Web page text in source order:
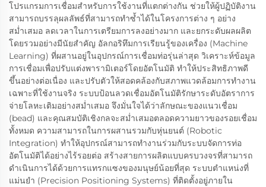
โปรแกรมการเชื่อมสำหรับการใช้งานที่แตกต่างกัน ช่วยให้ผู้ปฏิบัติงาน
สามารถบรรลุผลลัพธ์ที่สามารถทำซ้ำได้ในโครงการต่าง ๆ อย่าง
สม่ำเสมอ ลดเวลาในการเตรียมการลงอย่างมาก และยกระดับผลผลิต
โดยรวมอย่างมีนัยสำคัญ อัลกอริทึมการเรียนรู้ของเครื่อง (Machine
Learning) ที่ผสานอยู่ในอุปกรณ์การเชื่อมท่อรุ่นล่าสุด วิเคราะห์ข้อมูล
การเชื่อมเพื่อปรับแต่งพารามิเตอร์โดยอัตโนมัติ ทำให้ประสิทธิภาพดี
ขึ้นอย่างต่อเนื่อง และปรับตัวให้สอดคล้องกับสภาพแวดล้อมการทำงาน
เฉพาะที่ใช้งานจริง ระบบป้อนลวดเชื่อมอัตโนมัติรักษาระดับอัตราการ
จ่ายโลหะเติมอย่างสม่ำเสมอ จึงมั่นใจได้ว่าลักษณะของแนวเชื่อม
(bead) และคุณสมบัติเชิงกลจะสม่ำเสมอตลอดความยาวของรอยเชื่อม
ทั้งหมด ความสามารถในการผสานรวมกับหุ่นยนต์ (Robotic
Integration) ทำให้อุปกรณ์สามารถทำงานร่วมกับระบบจัดการท่อ
อัตโนมัติได้อย่างไร้รอยต่อ สร้างสายการผลิตแบบครบวงจรที่สามารถ
ดำเนินการได้ด้วยการแทรกแซงของมนุษย์น้อยที่สุด ระบบตำแหน่งที่
แม่นยำ (Precision Positioning Systems) ที่ติดตั้งอยู่ภายใน